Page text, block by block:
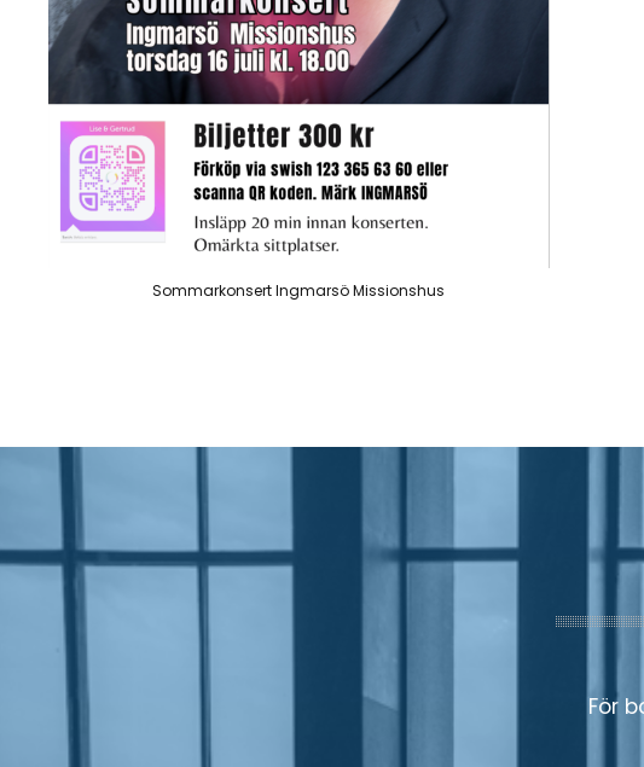
Sommarkonsert Ingmarsö Missionshus
För